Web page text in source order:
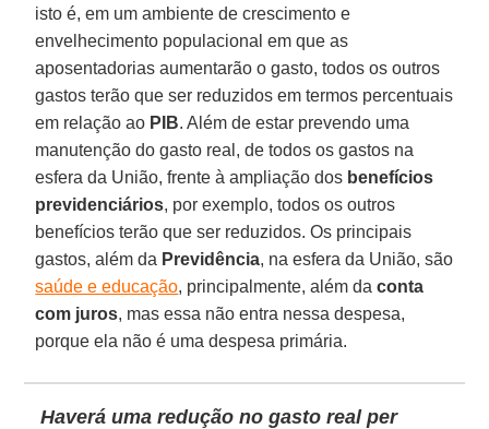
isto é, em um ambiente de crescimento e
envelhecimento populacional em que as
aposentadorias aumentarão o gasto, todos os outros
gastos terão que ser reduzidos em termos percentuais
em relação ao PIB. Além de estar prevendo uma
manutenção do gasto real, de todos os gastos na
esfera da União, frente à ampliação dos benefícios
previdenciários, por exemplo, todos os outros
benefícios terão que ser reduzidos. Os principais
gastos, além da Previdência, na esfera da União, são
saúde e educação, principalmente, além daconta
com juros, mas essa não entra nessa despesa,
porque ela não é uma despesa primária.
Haverá uma redução no gasto real per